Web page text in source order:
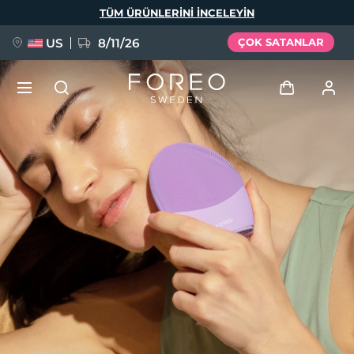
TÜM ÜRÜNLERINI INCELEYIN
US 8/11/26 ÇOK SATANLAR
Kullanici profi̇li̇
Cihazlarım
Siparişlerim
Adresim
Aboneliklerim
YENİ
FAQ™ Pure Beauty-Tech Elixir
BREAKING NEWS
issa™ Teeth Whitening Set
Dil Seçimi
English Deutsch
Español
Français
Italiano
Português
Svenska
Русский
Türkçe
简体中文 繁體中文